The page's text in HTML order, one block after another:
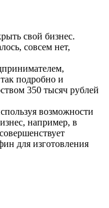
свой бизнес.
совсем нет,
подробно и
350 тысяч рублей
возможности
например, в
для изготовления